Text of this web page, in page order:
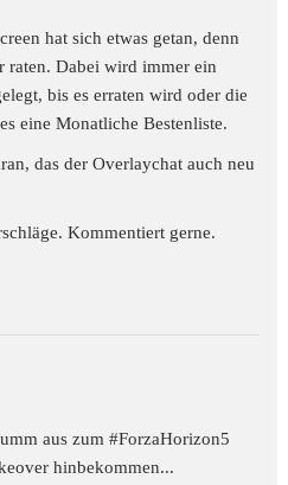
hat sich etwas getan, denn
raten. Dabei wird immer ein
bis es erraten wird oder die
eine Monatliche Bestenliste.
das der Overlaychat auch neu
Kommentiert gerne.
aus zum#ForzaHorizon5
hinbekommen...